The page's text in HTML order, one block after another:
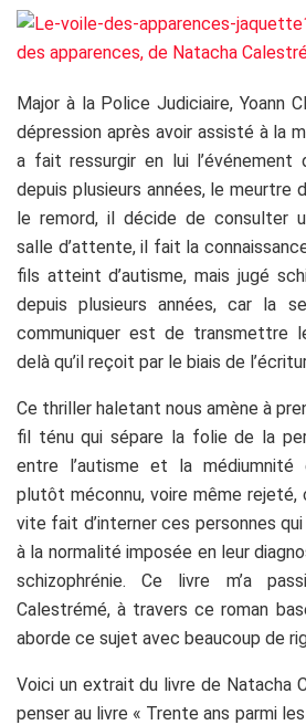
Major à la Police Judiciaire, Yoann
dépression après avoir assisté à la
a fait ressurgir en lui l’événement
depuis plusieurs années, le meurtre
le remord, il décide de consulter
salle d’attente, il fait la
fils atteint d’autisme, mais jugé
depuis plusieurs années, car la
communiquer est de transmettre
delà qu’il reçoit par le biais de
Ce thriller haletant nous amène à
fil ténu qui sépare la folie de la
entre l’autisme et la médiumnité
plutôt méconnu, voire même rejeté,
vite fait d’interner ces personnes
à la normalité imposée en leur
schizophrénie. Ce livre m’a
Calestrémé, à travers ce roman
aborde ce sujet avec beaucoup de
Voici un extrait du livre de Natacha
penser au livre « Trente ans parmi